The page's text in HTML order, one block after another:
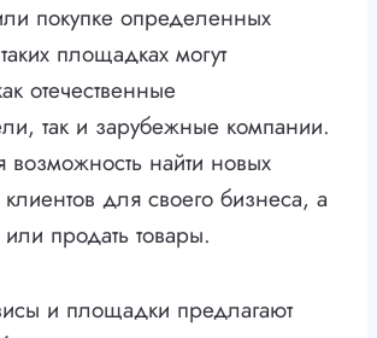
покупке определенных
площадках могут
отечественные
так и зарубежные компании.
возможность найти новых
для своего бизнеса, а
или продать товары.
и площадки предлагают